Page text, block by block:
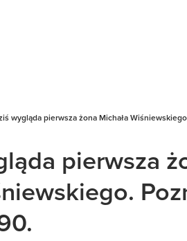
wygląda pierwsza żona Michała
pierwsza